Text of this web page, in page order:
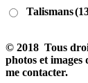
Talismans
© 2018 Tous
photos et images
me contacter.